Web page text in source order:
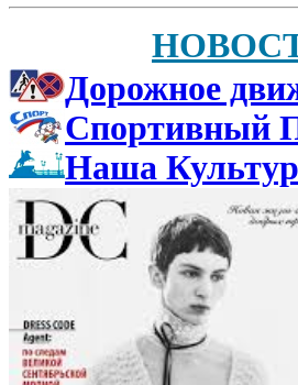
Дорожное
Спортивный
Наша